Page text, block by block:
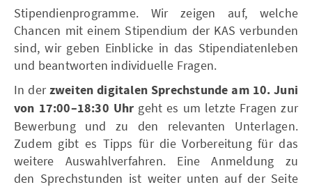
Stipendienprogramme. Wir zeigen auf, welche
Chancen mit einem Stipendium der KAS verbunden
sind, wir geben Einblicke in das Stipendiatenleben
und beantworten individuelle Fragen.
In derzweiten digitalen Sprechstunde am 10. Juni
von 17:00–18:30 Uhr geht es um letzte Fragen zur
Bewerbung und zu den relevanten Unterlagen.
Zudem gibt es Tipps für die Vorbereitung für das
weitere Auswahlverfahren. Eine Anmeldung zu
den Sprechstunden ist weiter unten auf der Seite